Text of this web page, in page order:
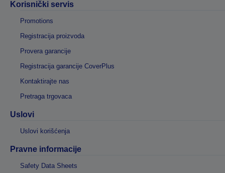
Korisnički servis
Promotions
Registracija proizvoda
Provera garancije
Registracija garancije CoverPlus
Kontaktirajte nas
Pretraga trgovaca
Uslovi
Uslovi korišćenja
Pravne informacije
Safety Data Sheets